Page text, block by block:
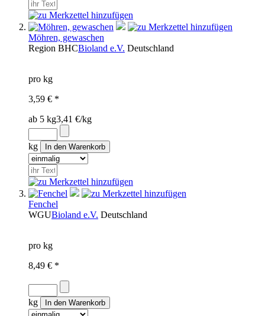
Möhren, gewaschen
Region BHCBioland e.V. Deutschland
pro kg
3,59 € *
ab 5 kg3,41 €/kg
kg
Fenchel
WGUBioland e.V. Deutschland
pro kg
8,49 € *
kg